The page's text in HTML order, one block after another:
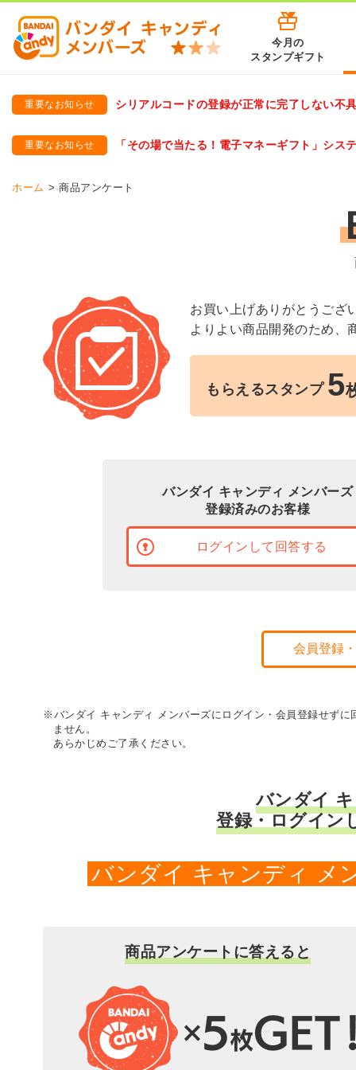
今月の
スタンプギフト
重要なお知らせ
シリアルコードの登録が正常に完了しない不
重要なお知らせ
「その場で当たる！電子マネーギフト」シス
ホーム 商品アンケート
お買い上げありがとうござ
よりよい商品開発のため、
もらえるスタンプ 5
バンダイ キャンディ メンバーズ
登録済みのお客様
ログインして回答する
会員登録
※バンダイ キャンディ メンバーズにログイン・会員登録せず
ません。
あらかじめご了承ください。
バンダイ
登録・ログイン
バンダイ キャンディ メ
商品アンケートに答えると